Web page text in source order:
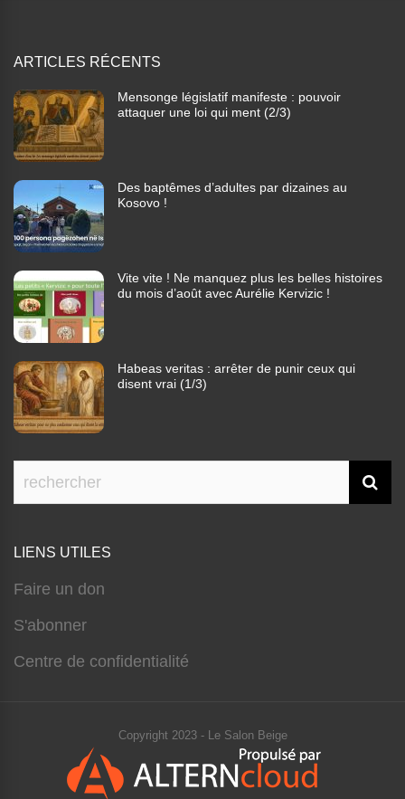
ARTICLES RÉCENTS
Mensonge législatif manifeste : pouvoir
attaquer une loi qui ment (2/3)
Des baptêmes d’adultes par dizaines au
Kosovo !
Vite vite ! Ne manquez plus les belles histoires
du mois d’août avec Aurélie Kervizic !
Habeas veritas : arrêter de punir ceux qui
disent vrai (1/3)
LIENS UTILES
Faire un don
S'abonner
Centre de confidentialité
Copyright 2023 - Le Salon Beige